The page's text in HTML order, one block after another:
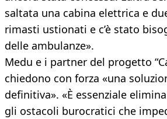
saltata una cabina elettrica e
rimasti ustionati e c’è stato
delle ambulanze».
Medu e i partner del progetto
chiedono con forza «una
definitiva». «È essenziale
gli ostacoli burocratici che